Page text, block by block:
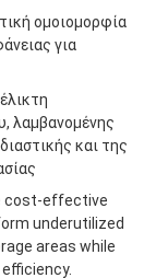
ομοιομορφία
για
λαμβανομένης
και της
cost-effective
underutilized
areas while